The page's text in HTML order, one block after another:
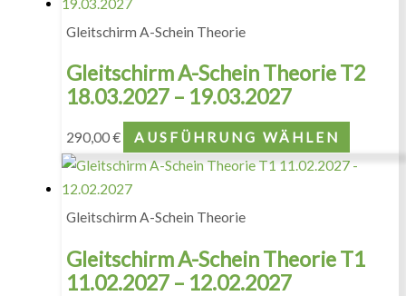
Gleitschirm A-Schein Theorie
Gleitschirm A-Schein Theorie T2
18.03.2027 – 19.03.2027
290,00€ AUSFÜHRUNG WÄHLEN
Gleitschirm A-Schein Theorie
Gleitschirm A-Schein Theorie T1
11.02.2027 – 12.02.2027